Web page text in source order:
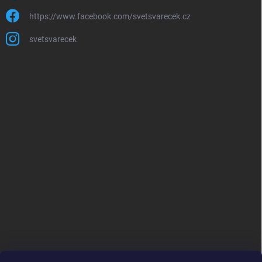
https://www.facebook.com/svetsvarecek.cz
svetsvarecek